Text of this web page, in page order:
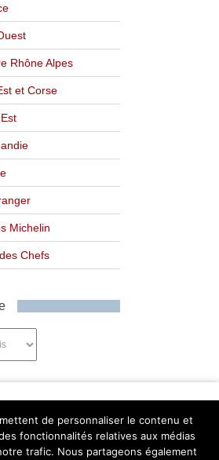
Rhône Alpes
et Corse
Michelin
Chefs
de personnaliser le contenu et
fonctionnalités relatives aux médias
trafic. Nous partageons également